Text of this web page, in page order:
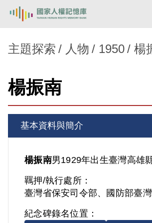
新生訓導處
主題探索
背景知識
關於我們
意見信箱
主題探索 人物 1950 楊
楊振南
基本資料與簡介
楊振南男1929年出生臺灣高雄
羈押/執行處所：
臺灣省保安司令部、國防部臺
紀念碑錄名位置：